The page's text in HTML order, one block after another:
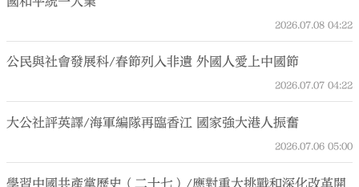
2026.07.08 04:22
公民與社會發展科/春節列入非遺 外國人愛上中國節
2026.07.07 04:22
大公社評英譯/海軍編隊再臨香江 國家強大港人振奮
2026.07.06 05:00
學習中國共產黨歷史（二十七）/應對重大挑戰和深化改革開